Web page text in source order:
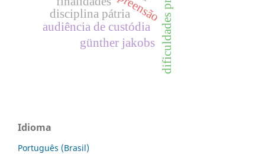
disciplina pátria
audiência de custódia
dificuldades práticas
günther jakobs
Idioma
Português (Brasil)